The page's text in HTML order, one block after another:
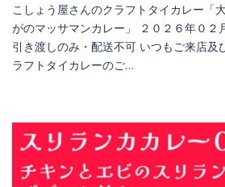
こしょう屋さんのクラフトタイカレー「
がのマッサマンカレー」 ２０２６年０
引き渡しのみ・配送不可 いつもご来店及
ラフトタイカレーのご…